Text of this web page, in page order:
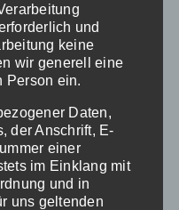
und
keine
wir generell eine
Person ein.
Daten,
der Anschrift, E-
einer
im Einklang mit
und in
uns geltenden